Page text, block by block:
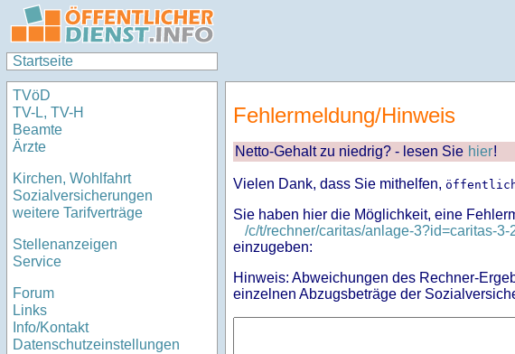
Startseite
TVöD
TV-L, TV-H
Beamte
Ärzte
Kirchen, Wohlfahrt
Sozialversicherungen
weitere Tarifverträge
Stellenanzeigen
Service
Forum
Links
Info/Kontakt
Datenschutzeinstellungen
Fehlermeldung/Hinweis
Netto-Gehalt zu niedrig? - lesen Sie hier!
Vielen Dank, dass Sie mithelfen,
Sie haben hier die Möglichkeit, eine
/c/t/rechner/caritas/anlage-3?id=caritas-
einzugeben:
Hinweis: Abweichungen des Rechner-
einzelnen Abzugsbeträge der